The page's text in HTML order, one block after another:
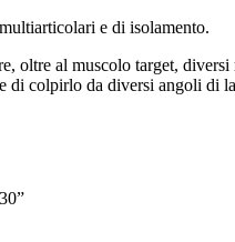
e di isolamento.
oltre al muscolo target,
colpirlo da diversi angoli di